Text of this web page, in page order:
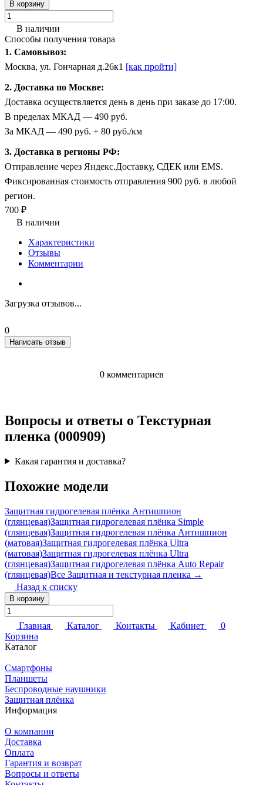
В корзину
В наличии
Способы получения товара
1. Самовывоз:
Москва, ул. Гончарная д.26к1 [как пройти]
2. Доставка по Москве:
Доставка осуществляется день в день при заказе до 17:00.
В пределах МКАД — 490 руб.
За МКАД — 490 руб. + 80 руб./км
3. Доставка в регионы РФ:
Отправление через Яндекс.Доставку, СДЕК или EMS.
Фиксированная стоимость отправления 900 руб. в любой
регион.
700 ₽
В наличии
Характеристики
Отзывы
Комментарии
Загрузка отзывов...
0
Написать отзыв
0 комментариев
Вопросы и ответы о Текстурная
пленка (000909)
Какая гарантия и доставка?
Похожие модели
Защитная гидрогелевая плёнка Антишпион
(глянцевая)Защитная гидрогелевая плёнка Simple
(глянцевая)Защитная гидрогелевая плёнка Антишпион
(матовая)Защитная гидрогелевая плёнка Ultra
(матовая)Защитная гидрогелевая плёнка Ultra
(глянцевая)Защитная гидрогелевая плёнка Auto Repair
(глянцевая)Все Защитная и текстурная пленка →
Назад к списку
В корзину
Главная Каталог Контакты Кабинет
0
Корзина
Каталог
Смартфоны
Планшеты
Беспроводные наушники
Защитная плёнка
Информация
О компании
Доставка
Оплата
Гарантия и возврат
Вопросы и ответы